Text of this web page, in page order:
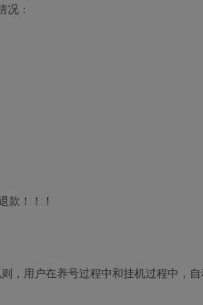
：
款！！！
，用户在养号过程中和挂机过程中，